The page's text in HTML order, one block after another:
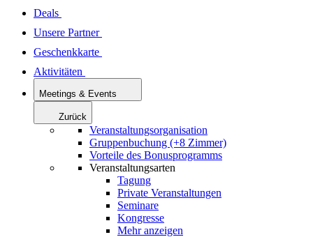
Deals
Unsere Partner
Geschenkkarte
Aktivitäten
Meetings & Events
Zurück
Veranstaltungsorganisation
Gruppenbuchung (+8 Zimmer)
Vorteile des Bonusprogramms
Veranstaltungsarten
Tagung
Private Veranstaltungen
Seminare
Kongresse
Mehr anzeigen